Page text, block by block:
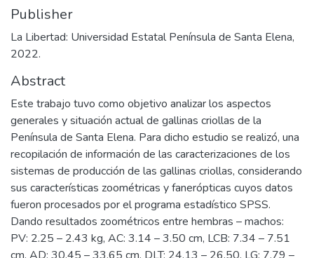
Publisher
La Libertad: Universidad Estatal Península de Santa Elena,
2022.
Abstract
Este trabajo tuvo como objetivo analizar los aspectos
generales y situación actual de gallinas criollas de la
Península de Santa Elena. Para dicho estudio se realizó, una
recopilación de información de las caracterizaciones de los
sistemas de producción de las gallinas criollas, considerando
sus características zoométricas y fanerópticas cuyos datos
fueron procesados por el programa estadístico SPSS.
Dando resultados zoométricos entre hembras – machos:
PV: 2.25 – 2.43 kg, AC: 3.14 – 3.50 cm, LCB: 7.34 – 7.51